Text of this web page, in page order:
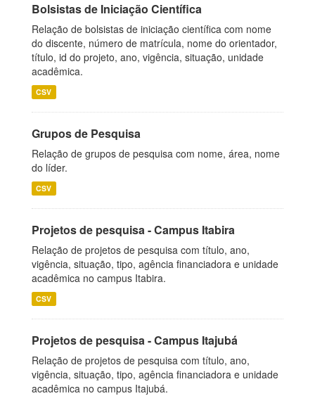
Bolsistas de Iniciação Científica
Relação de bolsistas de iniciação científica com nome
do discente, número de matrícula, nome do orientador,
título, id do projeto, ano, vigência, situação, unidade
acadêmica.
CSV
Grupos de Pesquisa
Relação de grupos de pesquisa com nome, área, nome
do líder.
CSV
Projetos de pesquisa - Campus Itabira
Relação de projetos de pesquisa com título, ano,
vigência, situação, tipo, agência financiadora e unidade
acadêmica no campus Itabira.
CSV
Projetos de pesquisa - Campus Itajubá
Relação de projetos de pesquisa com título, ano,
vigência, situação, tipo, agência financiadora e unidade
acadêmica no campus Itajubá.